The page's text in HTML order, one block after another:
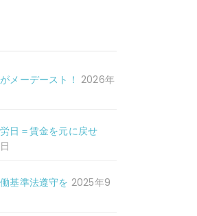
メーデースト！ 2026年
日＝賃金を元に戻せ
基準法遵守を 2025年9